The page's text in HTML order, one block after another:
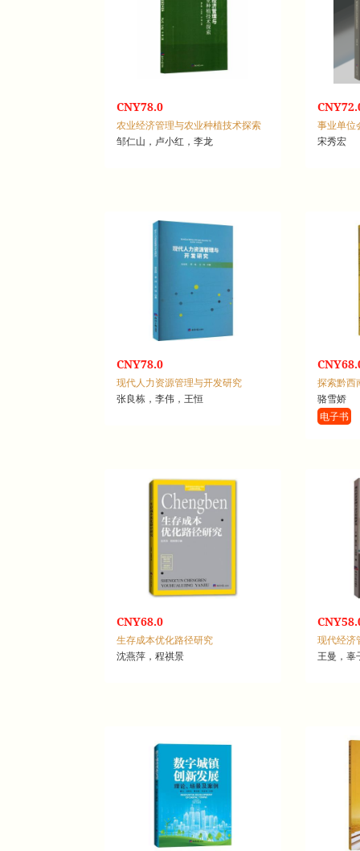
CNY78.0
农业经济管理与农业种植技术探索
邹仁山，卢小红，李龙
宋秀宏
CNY78.0
现代人力资源管理与开发研究
张良栋，李伟，王恒
探索黔西
骆雪娇
电子书
CNY68.0
生存成本优化路径研究
沈燕萍，程祺景
现代经济
王曼，辜